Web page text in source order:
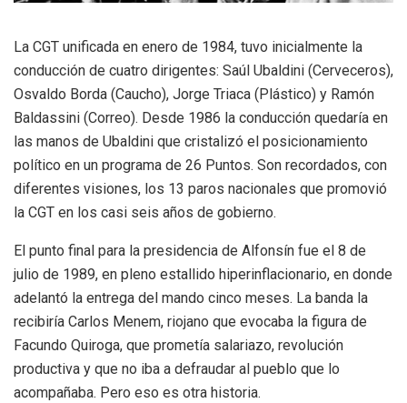
La CGT unificada en enero de 1984, tuvo inicialmente la
conducción de cuatro dirigentes: Saúl Ubaldini (Cerveceros),
Osvaldo Borda (Caucho), Jorge Triaca (Plástico) y Ramón
Baldassini (Correo). Desde 1986 la conducción quedaría en
las manos de Ubaldini que cristalizó el posicionamiento
político en un programa de 26 Puntos. Son recordados, con
diferentes visiones, los 13 paros nacionales que promovió
la CGT en los casi seis años de gobierno.
El punto final para la presidencia de Alfonsín fue el 8 de
julio de 1989, en pleno estallido hiperinflacionario, en donde
adelantó la entrega del mando cinco meses. La banda la
recibiría Carlos Menem, riojano que evocaba la figura de
Facundo Quiroga, que prometía salariazo, revolución
productiva y que no iba a defraudar al pueblo que lo
acompañaba. Pero eso es otra historia.